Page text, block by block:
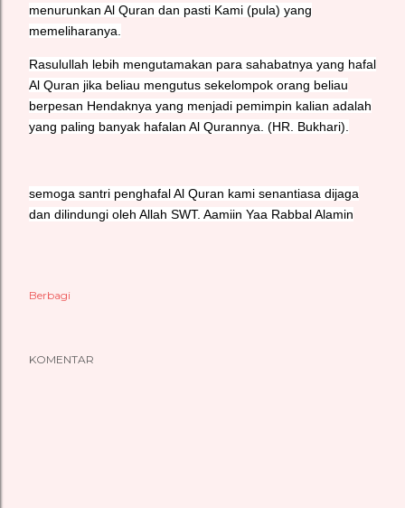
menurunkan Al Quran dan pasti Kami (pula) yang
memeliharanya.
Rasulullah lebih mengutamakan para sahabatnya yang hafal
Al Quran jika beliau mengutus sekelompok orang beliau
berpesan Hendaknya yang menjadi pemimpin kalian adalah
yang paling banyak hafalan Al Qurannya. (HR. Bukhari).
semoga santri penghafal Al Quran kami senantiasa dijaga
dan dilindungi oleh Allah SWT. Aamiin Yaa Rabbal Alamin
Berbagi
KOMENTAR